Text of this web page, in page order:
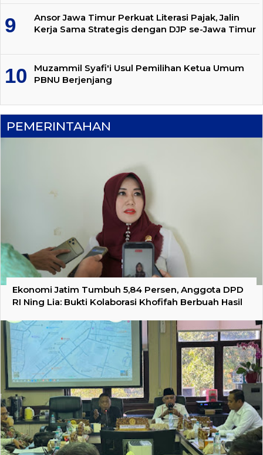
Ansor Jawa Timur Perkuat Literasi Pajak, Jalin
Kerja Sama Strategis dengan DJP se-Jawa Timur
Muzammil Syafi'i Usul Pemilihan Ketua Umum
PBNU Berjenjang
PEMERINTAHAN
Ekonomi Jatim Tumbuh 5,84 Persen, Anggota DPD
RI Ning Lia: Bukti Kolaborasi Khofifah Berbuah Hasil